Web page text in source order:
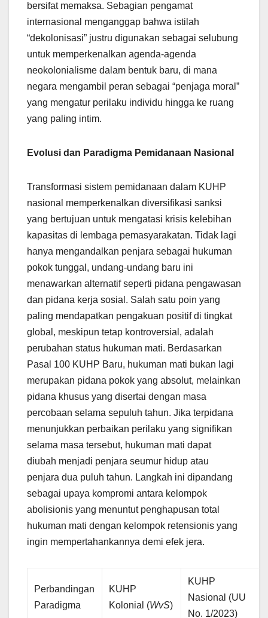
bersifat memaksa. Sebagian pengamat
internasional menganggap bahwa istilah
“dekolonisasi” justru digunakan sebagai selubung
untuk memperkenalkan agenda-agenda
neokolonialisme dalam bentuk baru, di mana
negara mengambil peran sebagai “penjaga moral”
yang mengatur perilaku individu hingga ke ruang
yang paling intim.
Evolusi dan Paradigma Pemidanaan Nasional
Transformasi sistem pemidanaan dalam KUHP
nasional memperkenalkan diversifikasi sanksi
yang bertujuan untuk mengatasi krisis kelebihan
kapasitas di lembaga pemasyarakatan. Tidak lagi
hanya mengandalkan penjara sebagai hukuman
pokok tunggal, undang-undang baru ini
menawarkan alternatif seperti pidana pengawasan
dan pidana kerja sosial. Salah satu poin yang
paling mendapatkan pengakuan positif di tingkat
global, meskipun tetap kontroversial, adalah
perubahan status hukuman mati. Berdasarkan
Pasal 100 KUHP Baru, hukuman mati bukan lagi
merupakan pidana pokok yang absolut, melainkan
pidana khusus yang disertai dengan masa
percobaan selama sepuluh tahun. Jika terpidana
menunjukkan perbaikan perilaku yang signifikan
selama masa tersebut, hukuman mati dapat
diubah menjadi penjara seumur hidup atau
penjara dua puluh tahun. Langkah ini dipandang
sebagai upaya kompromi antara kelompok
abolisionis yang menuntut penghapusan total
hukuman mati dengan kelompok retensionis yang
ingin mempertahankannya demi efek jera.
Perbandingan
Paradigma
KUHP
Kolonial (WvS)
KUHP
Nasional (UU
No. 1/2023)